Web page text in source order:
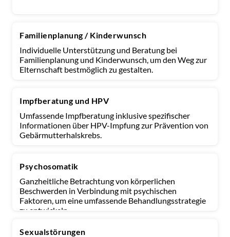
Familienplanung / Kinderwunsch
Individuelle Unterstützung und Beratung bei
Familienplanung und Kinderwunsch, um den Weg zur
Elternschaft bestmöglich zu gestalten.
Impfberatung und HPV
Umfassende Impfberatung inklusive spezifischer
Informationen über HPV-Impfung zur Prävention von
Gebärmutterhalskrebs.
Psychosomatik
Ganzheitliche Betrachtung von körperlichen
Beschwerden in Verbindung mit psychischen
Faktoren, um eine umfassende Behandlungsstrategie
zu entwickeln.
Sexualstörungen